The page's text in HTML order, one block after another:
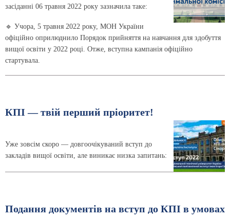
засіданні 06 травня 2022 року зазначила таке:
🔹 Учора, 5 травня 2022 року, МОН України
офіційно оприлюднило Порядок прийняття на навчання для здобуття
вищої освіти у 2022 році. Отже, вступна кампанія офіційно
стартувала.
КПІ — твій перший пріоритет!
Уже зовсім скоро — довгоочікуваний вступ до
закладів вищої освіти, але виникає низка запитань:
Подання документів на вступ до КПІ в умовах